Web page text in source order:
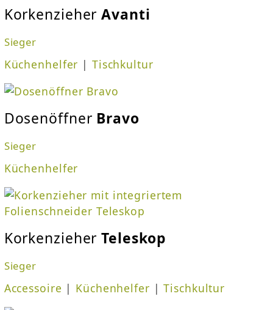
KorkenzieherAvanti
Sieger
Küchenhelfer | Tischkultur
Dosenöffner Bravo
Sieger
Küchenhelfer
KorkenzieherTeleskop
Sieger
Accessoire | Küchenhelfer |Tischkultur